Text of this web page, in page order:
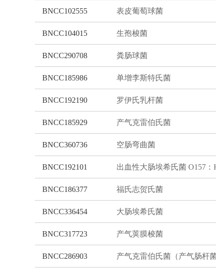
BNCC102555 表皮葡萄球菌
BNCC104015 生孢梭菌
BNCC290708 粪肠球菌
BNCC185986 单增李斯特氏菌
BNCC192190 罗伊氏乳杆菌
BNCC185929 产气克雷伯氏菌
BNCC360736 空肠弯曲菌
BNCC192101 出血性大肠埃希氏菌 O157：
BNCC186377 福氏志贺氏菌
BNCC336454 大肠埃希氏菌
BNCC317723 产气荚膜梭菌
BNCC286903 产气克雷伯氏菌（产气肠杆菌